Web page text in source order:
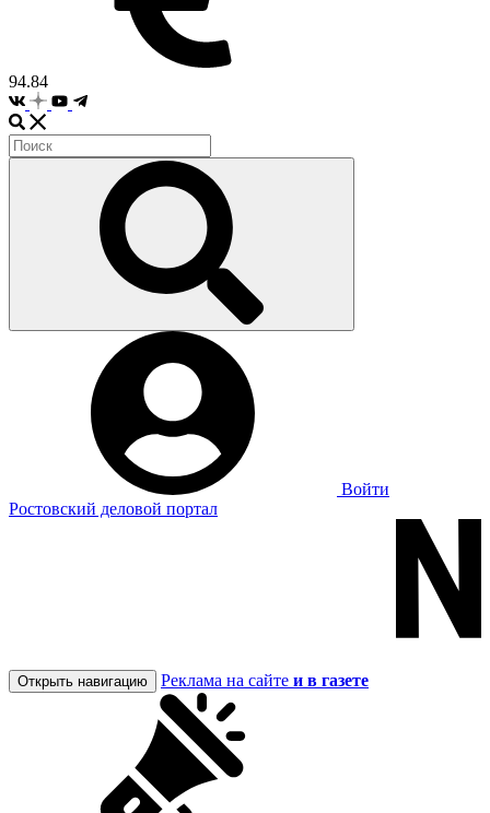
94.84
Войти
Ростовский деловой портал
Открыть навигацию Реклама на сайте и в газете